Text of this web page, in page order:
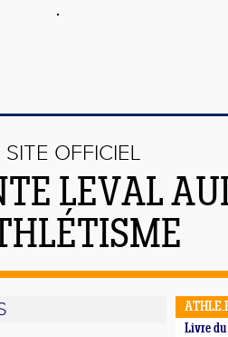
SITE OFFICIEL
LEVAL
Livre